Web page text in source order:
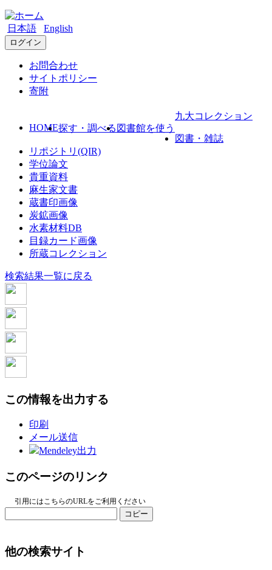
日本語 English
ログイン
お問合わせ
サイトポリシー
寄附
HOME探す・調べる 図書館を使う
九大コレクション
図書・雑誌
リポジトリ(QIR)
学位論文
貴重資料
麻生家文書
蔵書印画像
炭鉱画像
水素材料DB
目録カード画像
所蔵コレクション
検索結果一覧に戻る
この情報を出力する
印刷
メール送信
Mendeley出力
このページのリンク
引用にはこちらのURLをご利用ください
コピー
他の検索サイト